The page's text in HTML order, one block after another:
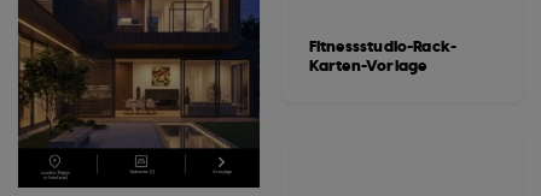
Fitnessstudio-Rack-
Karten-Vorlage